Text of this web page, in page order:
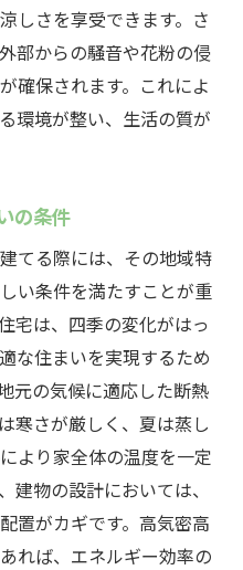
しさを享受できます。さ
部からの騒音や花粉の侵
確保されます。これによ
環境が整い、生活の質が
の条件
てる際には、その地域特
い条件を満たすことが重
宅は、四季の変化がはっ
な住まいを実現するため
元の気候に適応した断熱
寒さが厳しく、夏は蒸し
より家全体の温度を一定
建物の設計においては、
置がカギです。高気密高
れば、エネルギー効率の